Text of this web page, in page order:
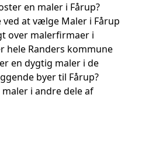
en maler i Fårup?
ved at vælge Maler i Fårup
over malerfirmaer i
hele Randers kommune
en dygtig maler i de
byer til Fårup?
maler i andre dele af